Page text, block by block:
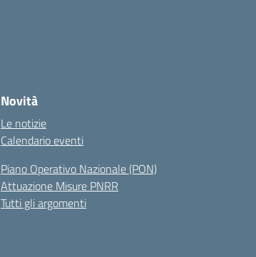
Novità
Le notizie
Calendario eventi
Piano Operativo Nazionale (PON)
Attuazione Misure PNRR
Tutti gli argomenti